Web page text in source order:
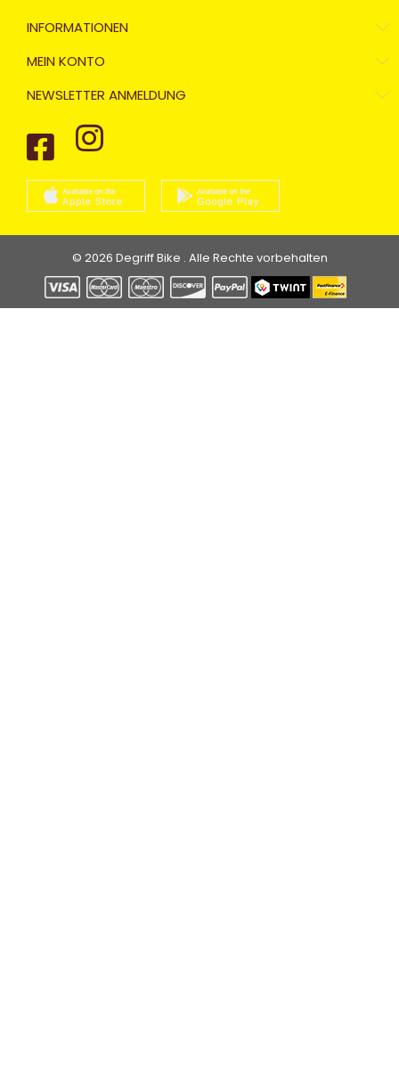
INFORMATIONEN
MEIN KONTO
NEWSLETTER ANMELDUNG
© 2026 Degriff Bike . Alle Rechte vorbehalten